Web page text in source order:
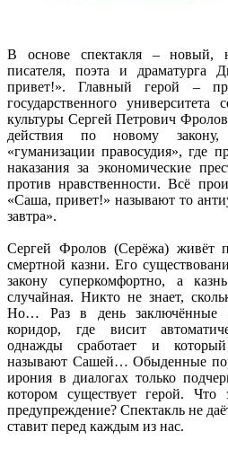
В основе спектакля – новый,
писателя, поэта и драматурга
привет!». Главный герой –
государственного университета
культуры Сергей Петрович
действия по новому
«гуманизации правосудия», где
наказания за экономические
против нравственности. Всё
«Саша, привет!» называют то
завтра».
Сергей Фролов (Серёжа) живёт
смертной казни. Его
закону суперкомфортно, а
случайная. Никто не знает,
Но… Раз в день заключённые
коридор, где висит
однажды сработает и
называют Сашей… Обыденные
ирония в диалогах только
котором существует герой. Что
предупреждение? Спектакль не
ставит перед каждым из нас.